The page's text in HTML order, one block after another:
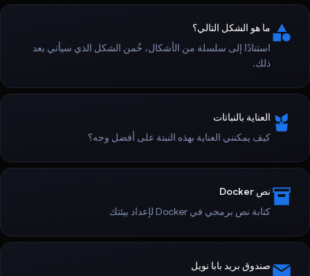
ما هو الشكل التالي؟
استنادًا إلى سلسلة من الأشكال، خُمن الشكل الذي سيأتي بعد
ذلك.
العناية بالنباتات
كيف يمكنني العناية بهذه النبتة على أفضل وجه؟
نص Docker
كتابة نص برمجي في Docker لإعداد بيئتك
صندوق بريد بابا نويل